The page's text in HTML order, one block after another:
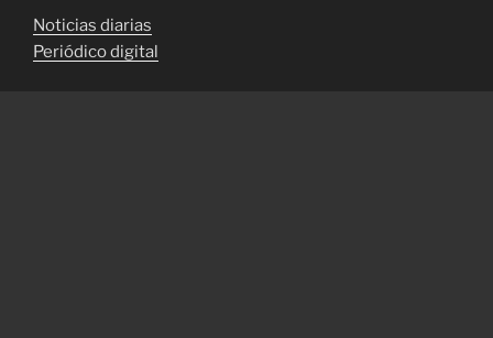
Noticias diarias
Periódico digital